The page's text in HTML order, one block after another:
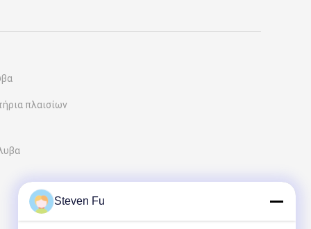
πλαισίων
Steven Fu